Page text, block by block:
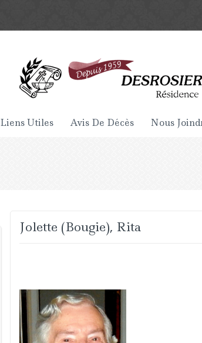
Liens Utiles Avis De Décès Nous
Jolette (Bougie), Rita